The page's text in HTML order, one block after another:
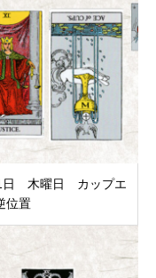
日 木曜日 カップエ
位置